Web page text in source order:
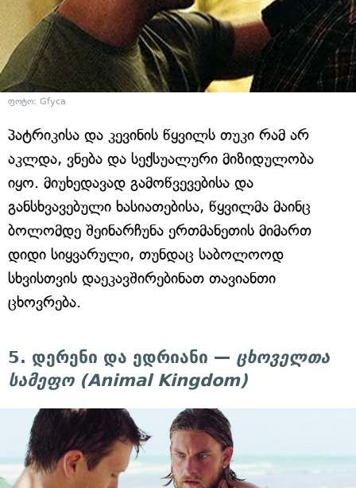
ფოტო: Gfyca
პატრიკისა და კევინის წყვილს თუკი რამ არ
აკლდა, ვნება და სექსუალური მიზიდულობა
იყო. მიუხედავად გამოწვევებისა და
განსხვავებული ხასიათებისა, წყვილმა მაინც
ბოლომდე შეინარჩუნა ერთმანეთის მიმართ
დიდი სიყვარული, თუნდაც საბოლოოდ
სხვისთვის დაეკავშირებინათ თავიანთი
ცხოვრება.
5. დერენი და ედრიანი — ცხოველთა
სამეფო (Animal Kingdom)